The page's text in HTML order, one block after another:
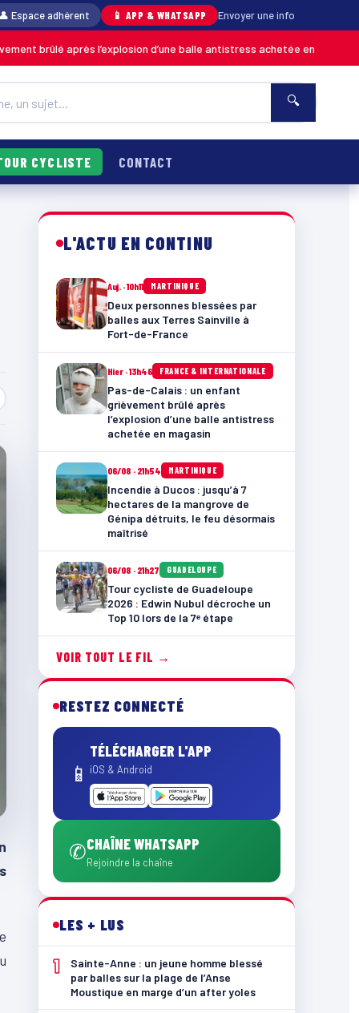
👤 Espace adhérent 📱 APP & WHATSAPP Envoyer une info
après l’explosion d’une balle antistress achetée en magasin
🔍
CYCLISTE CONTACT
L'ACTU EN CONTINU
Auj. · 10h11 MARTINIQUE
Deux personnes blessées par
balles aux Terres Sainville à
Fort-de-France
Hier · 13h46 FRANCE & INTERNATIONALE
Pas-de-Calais : un enfant
grièvement brûlé après
l’explosion d’une balle antistress
achetée en magasin
06/08 · 21h54 MARTINIQUE
Incendie à Ducos : jusqu’à 7
hectares de la mangrove de
Génipa détruits, le feu désormais
maîtrisé
06/08 · 21h27 GUADELOUPE
Tour cycliste de Guadeloupe
2026 : Edwin Nubul décroche un
Top 10 lors de la 7ᵉ étape
VOIR TOUT LE FIL →
RESTEZ CONNECTÉ
📱
TÉLÉCHARGER L'APP
iOS & Android
✆CHAÎNE WHATSAPP
Rejoindre la chaîne
LES + LUS
1
Sainte-Anne : un jeune homme blessé
par balles sur la plage de l’Anse
Moustique en marge d’un after yoles